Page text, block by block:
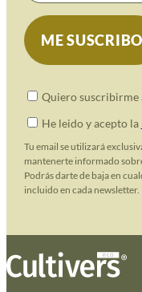
Quiero suscribirme
He leido y acepto la
Tu email se utilizará
mantenerte informado
Podrás darte de baja en
incluido en cada newsletter.